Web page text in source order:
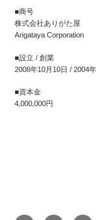
■商号
株式会社ありがた屋
Arigataya Corporation
■設立 / 創業
2008年10月10日 / 2004
■資本金
4,000,000円